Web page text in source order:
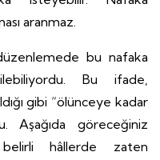
aranmaz.
bu nafaka
Bu ifade,
gibi “ölünceye kadar
Aşağıda göreceğiniz
hâllerde zaten